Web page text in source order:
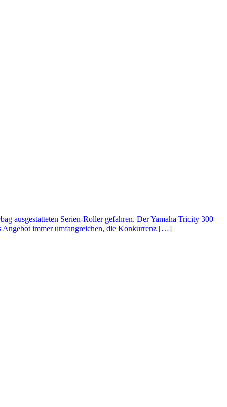
ausgestatteten Serien-Roller gefahren. Der Yamaha Tricity 300
Angebot immer umfangreichen, die Konkurrenz […]